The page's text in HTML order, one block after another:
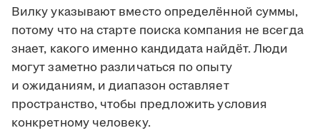
Вилку указывают вместо определённой суммы,
потому что на старте поиска компания не всегда
знает, какого именно кандидата найдёт. Люди
могут заметно различаться по опыту
и ожиданиям, и диапазон оставляет
пространство, чтобы предложить условия
конкретному человеку.